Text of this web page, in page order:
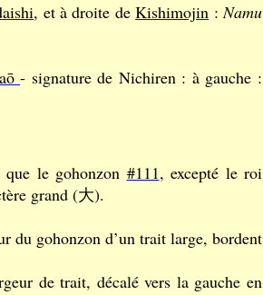
, et à droite deKishimojin :Namu
- signature de Nichiren : à gauche :
le gohonzon #111, excepté le roi
grand (大).
du gohonzon d’un trait large, bordent
de trait, décalé vers la gauche en